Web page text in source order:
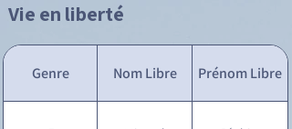
Vie en liberté
Genre Nom Libre Prénom Libre